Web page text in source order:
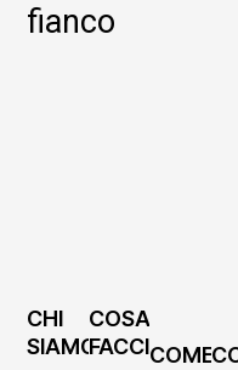
fianco
CHI
SIAMO
COSA
FACCIAMO
COME